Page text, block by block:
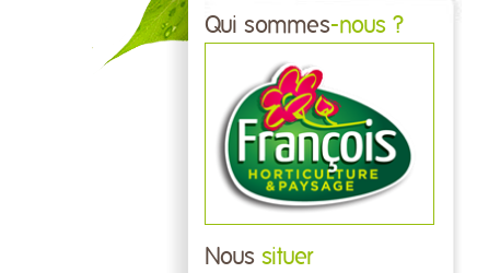
Qui sommes-nous ?
Nous situer